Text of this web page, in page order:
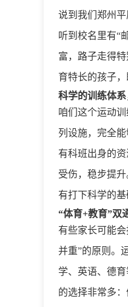
说到我们郑州
听到校名里有“
富，路子走得
育特长的孩子
科学的训练体
咱们这个运动
列设施，完全
有科班出身的
受伤，稳步提
有打下科学的基
“体育+教育”双
有些家长可能
并重”的原则。
学、英语、德
的选择非常多